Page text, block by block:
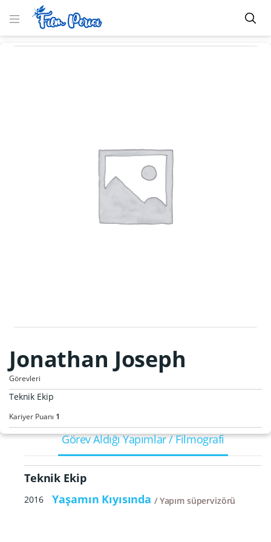
Jonathan Joseph
Görevleri
Teknik Ekip
Kariyer Puanı 1
Görev Aldığı Yapımlar / Filmografi
Teknik Ekip
2016 Yaşamın Kıyısında Yapım süpervizörü